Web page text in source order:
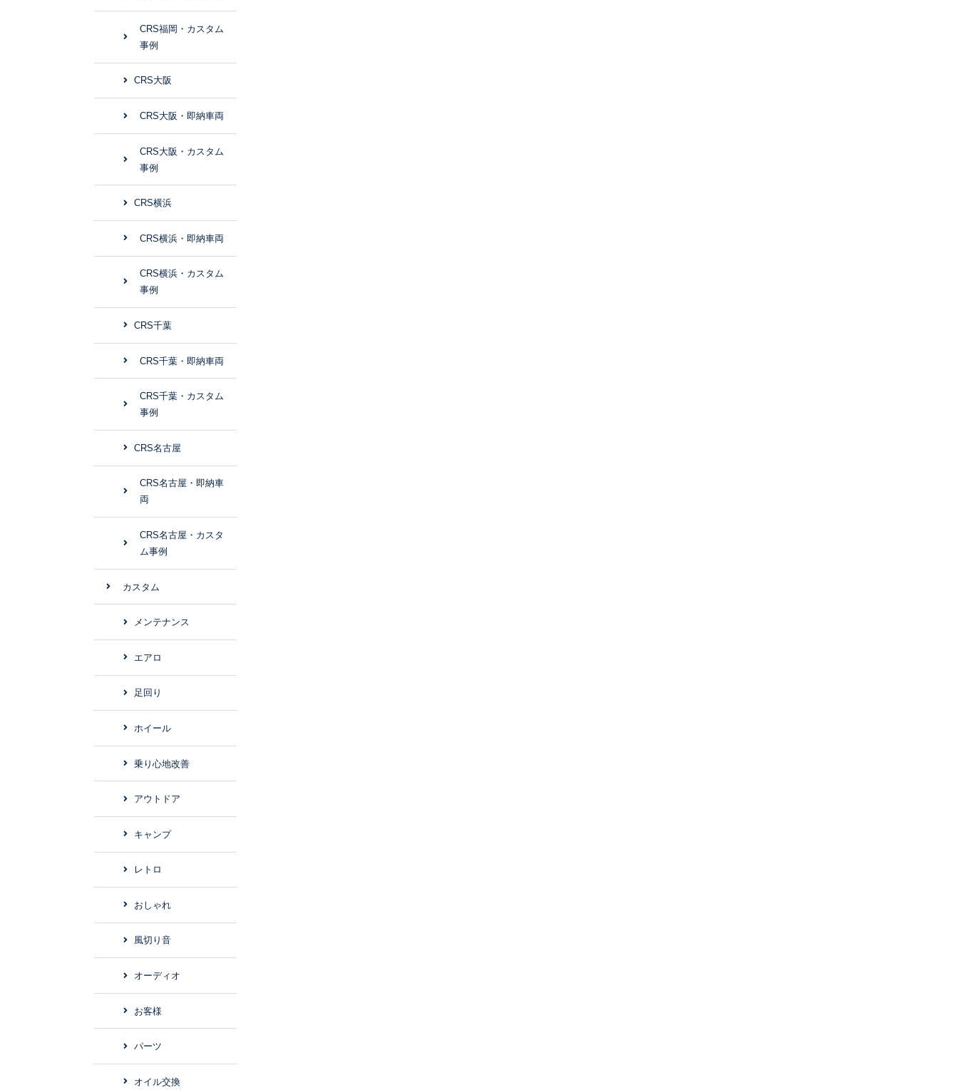
CRS福岡・カスタム
事例
CRS大阪
CRS大阪・即納車両
CRS大阪・カスタム
事例
CRS横浜
CRS横浜・即納車両
CRS横浜・カスタム
事例
CRS千葉
CRS千葉・即納車両
CRS千葉・カスタム
事例
CRS名古屋
CRS名古屋・即納車
両
CRS名古屋・カスタ
ム事例
カスタム
メンテナンス
エアロ
足回り
ホイール
乗り心地改善
アウトドア
キャンプ
レトロ
おしゃれ
風切り音
オーディオ
お客様
パーツ
オイル交換